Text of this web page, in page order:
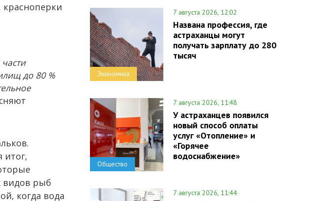
красноперки
до 80 %
итог,
видов рыб
когда вода
Экономика
7 августа 2026, 12:02
Названа профессия, где
астраханцы могут
получать зарплату до 280
тысяч
Общество
7 августа 2026, 11:48
У астраханцев появился
новый способ оплаты
услуг «Отопление» и
«Горячее
водоснабжение»
7 августа 2026, 11:44